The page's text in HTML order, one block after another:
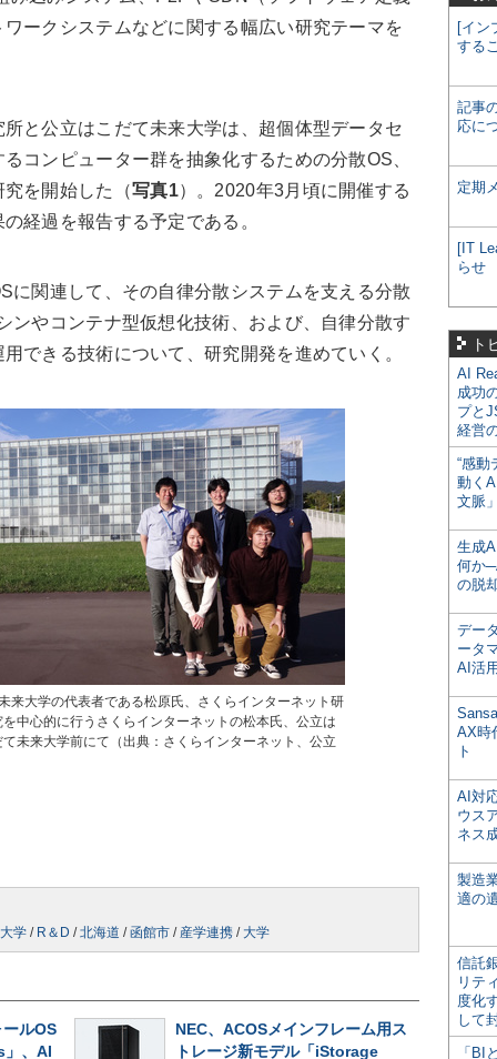
ークシステムなどに関する幅広い研究テーマを
と公立はこだて未来大学は、超個体型データセ
コンピューター群を抽象化するための分散OS、
を開始した（写真1）。2020年3月頃に開催する
経過を報告する予定である。
関連して、その自律分散システムを支える分散
ンやコンテナ型仮想化技術、および、自律分散す
できる技術について、研究開発を進めていく。
来大学の代表者である松原氏、さくらインターネット研
中心的に行うさくらインターネットの松本氏、公立は
未来大学前にて（出典：さくらインターネット、公立
学 / R＆D /北海道 /函館市 / 産学連携 / 大学
ルOS
」、AI
NEC、ACOSメインフレーム用ス
トレージ新モデル「iStorage
[イン
する
記事
応に
定期
[IT
らせ
ト
AI
成功
プと
経営
“感動
動く
文脈
生成
何か
の脱
デー
ータ
AI活
AX時
ト
AI対
ウス
ネス
製造
適の
信託
リテ
度化
して
「BI